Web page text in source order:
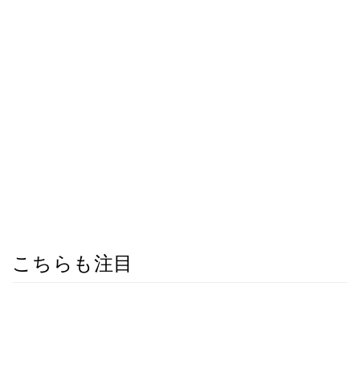
こちらも注目